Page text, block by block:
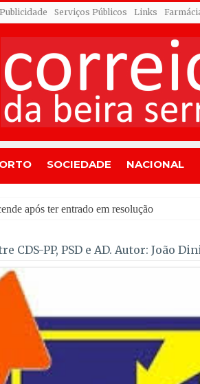
Publicidade Serviços Públicos Links
SOCIEDADE NACIONAL
PP, PSD e AD. Autor: João